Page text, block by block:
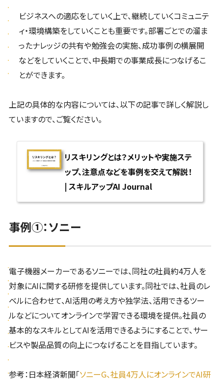
ビジネスへの適応をしていく上で、継続していくコミュニテ
ィ・環境構築をしていくことも重要です。部署ごとでの溜ま
ったナレッジの共有や勉強会の実施、成功事例の横展開
などをしていくことで、中長期での事業成長につなげるこ
とができます。
上記の具体的な内容については、以下の記事で詳しく解説し
ていますので、ご覧ください。
リスキリングとは？メリットや実施ステ
ップ、注意点などを事例を交えて解説！
| スキルアップAI Journal
事例①：ソニー
電子機器メーカーであるソニーでは、同社の社員約4万人を
対象にAIに関する研修を提供しています。同社では、社員のレ
ベルに合わせて、AI活用の考え方や独学法、活用できるツー
ルなどについてオンラインで学習できる環境を提供。社員の
基本的なスキルとしてAIを活用できるようにすることで、サー
ビスや製品品質の向上につなげることを目指しています。
参考：日本経済新聞「ソニーG、社員4万人にオンラインでAI研